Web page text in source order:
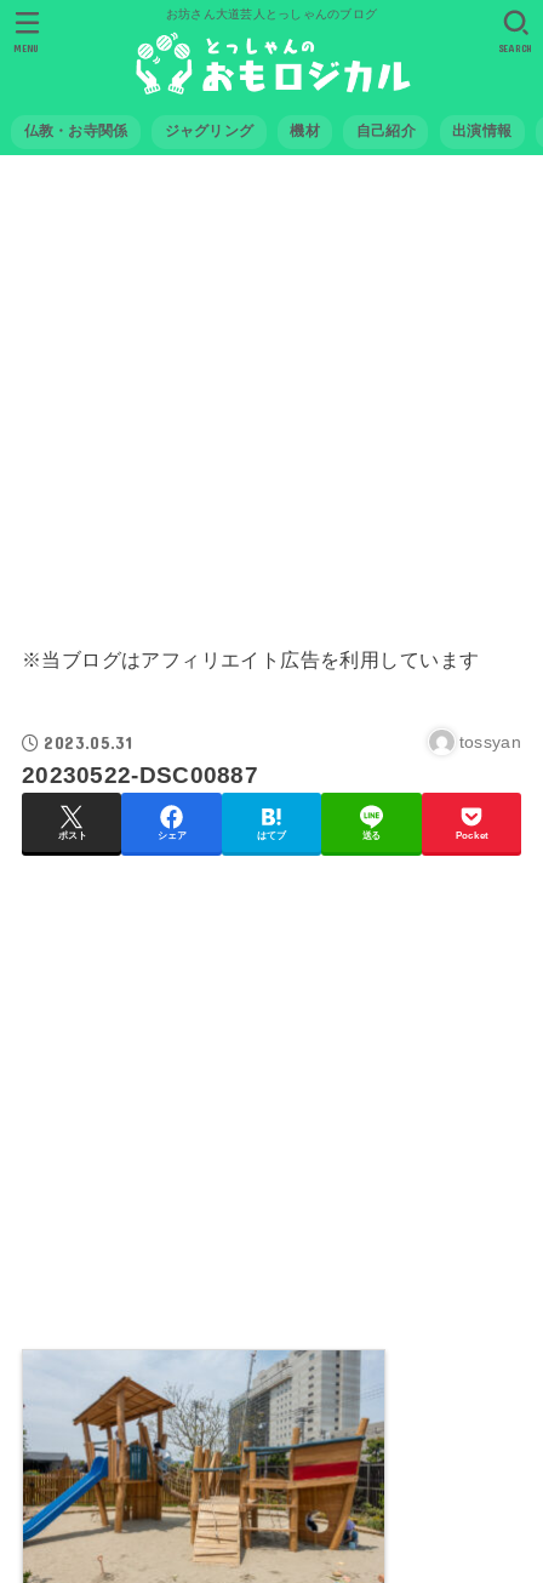
お坊さん大道芸人とっしゃんのブログ
仏教・お寺関係 ジャグリング 機材 自己紹介 出演情報
SEARCH
MENU
※当ブログはアフィリエイト広告を利用しています
2023.05.31 tossyan
20230522-DSC00887
ポスト シェア はてブ 送る Pocket